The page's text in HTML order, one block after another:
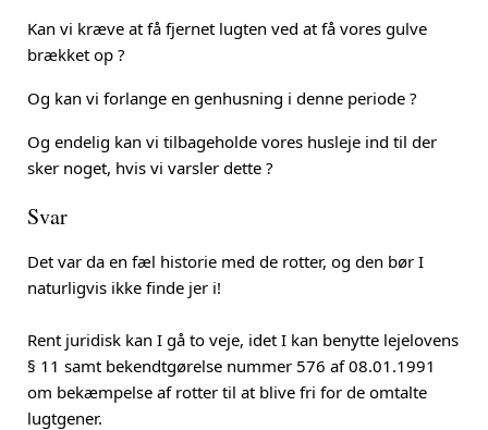
Kan vi kræve at få fjernet lugten ved at få vores gulve
brækket op ?
Og kan vi forlange en genhusning i denne periode ?
Og endelig kan vi tilbageholde vores husleje ind til der
sker noget, hvis vi varsler dette ?
Svar
Det var da en fæl historie med de rotter, og den bør I
naturligvis ikke finde jer i!
Rent juridisk kan I gå to veje, idet I kan benytte lejelovens
§ 11 samt bekendtgørelse nummer 576 af 08.01.1991
om bekæmpelse af rotter til at blive fri for de omtalte
lugtgener.